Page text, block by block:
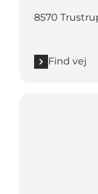
8570
Find vej